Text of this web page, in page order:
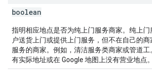
boolean
指明相应地点是否为纯上门服务商家。纯上
户送货上门或提供上门服务，但不在自己的
服务的商家。例如，清洁服务类商家或管道
有实际地址或在 Google 地图上没有营业地点。